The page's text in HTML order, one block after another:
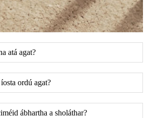
atá agat?
ordú agat?
ábhartha a sholáthar?